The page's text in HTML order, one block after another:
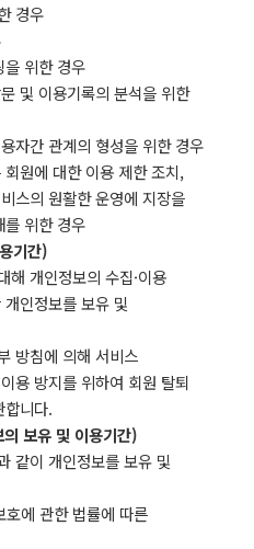
경우
을 위한 경우
및 이용기록의 분석을 위한
자간 관계의 형성을 위한 경우
원에 대한 이용 제한 조치,
스의 원활한 운영에 지장을
위한 경우
기간)
해 개인정보의 수집·이용
인정보를 보유 및
방침에 의해 서비스
용 방지를 위하여 회원 탈퇴
니다.
보유 및 이용기간)
같이 개인정보를 보유 및
호에 관한 법률에 따른